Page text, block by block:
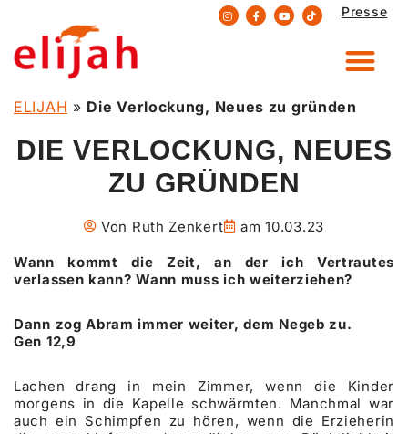
Zum
Inhalt
springen
Presse
ELIJAH » Die Verlockung, Neues zu gründen
DIE VERLOCKUNG, NEUES
ZU GRÜNDEN
Von Ruth Zenkert am 10.03.23
Wann kommt die Zeit, an der ich Vertrautes
verlassen kann? Wann muss ich weiterziehen?
Dann zog Abram immer weiter, dem Negeb zu.
Gen 12,9
Lachen drang in mein Zimmer, wenn die Kinder
morgens in die Kapelle schwärmten. Manchmal war
auch ein Schimpfen zu hören, wenn die Erzieherin